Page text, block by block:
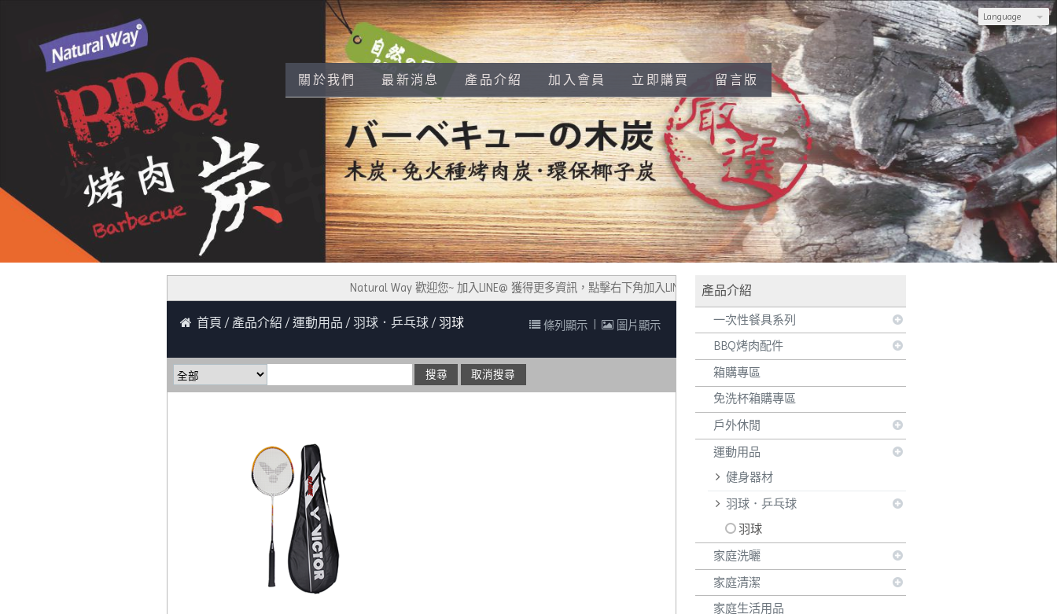
Language
關於我們 最新消息 產品介紹 加入會員 立即購買 留言版
產品介紹
一次性餐具系列
BBQ烤肉配件
箱購專區
免洗杯箱購專區
戶外休閒
運動用品
健身器材
羽球．乒乓球
羽球
家庭洗曬
家庭清潔
家庭生活用品
Natural Way 歡迎您~ 加入LINE@ 獲得更多資訊，點擊右下角加入LINE，若不會使用官網訂購，也可加入LINE，由專人為您服務
首頁 產品介紹 運動用品 羽球．乒乓球 羽球 條列顯示 圖片顯示